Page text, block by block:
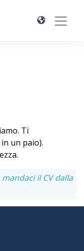
Ti
un paio).
il CV dalla